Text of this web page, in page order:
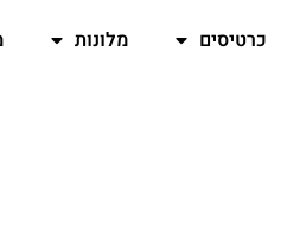
כרטיסים מלונות